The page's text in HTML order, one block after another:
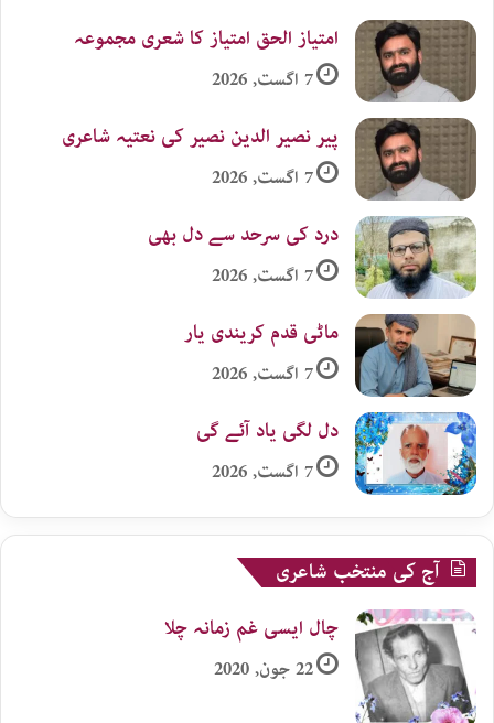
امتیاز الحق امتیاز کا شعری مجموعہ
7 اگست, 2026
پیر نصیر الدین نصیر کی نعتیہ شاعری
7 اگست, 2026
درد کی سرحد سے دل بھی
7 اگست, 2026
ماٹی قدم کریندی یار
7 اگست, 2026
دل لگی یاد آئے گی
7 اگست, 2026
آج کی منتخب شاعری
چال ایسی غم زمانہ چلا
22 جون, 2020